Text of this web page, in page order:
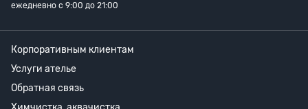
ежедневно с 9:00 до 21:00
Корпоративным клиентам
Услуги ателье
Обратная связь